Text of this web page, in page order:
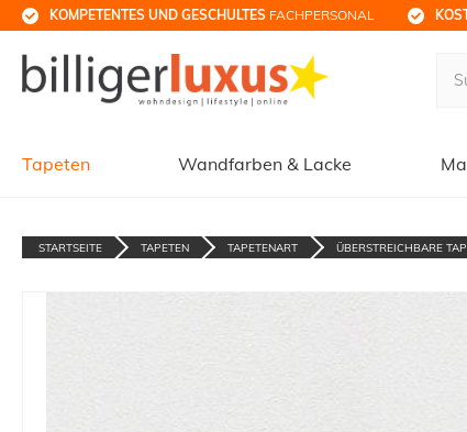
KOMPETENTES UND GESCHULTES FACHPERSONAL
Tapeten Wandfarben & Lacke
STARTSEITE TAPETEN TAPETENART ÜBERSTREICHBARE